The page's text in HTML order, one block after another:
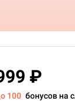
₽
100 бонусов на